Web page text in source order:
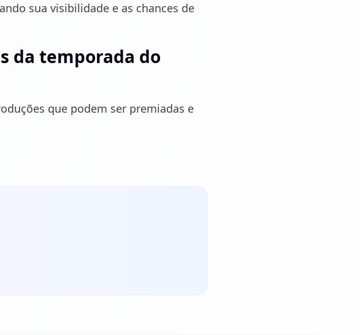
sua visibilidade e as chances de
da temporada do
que podem ser premiadas e